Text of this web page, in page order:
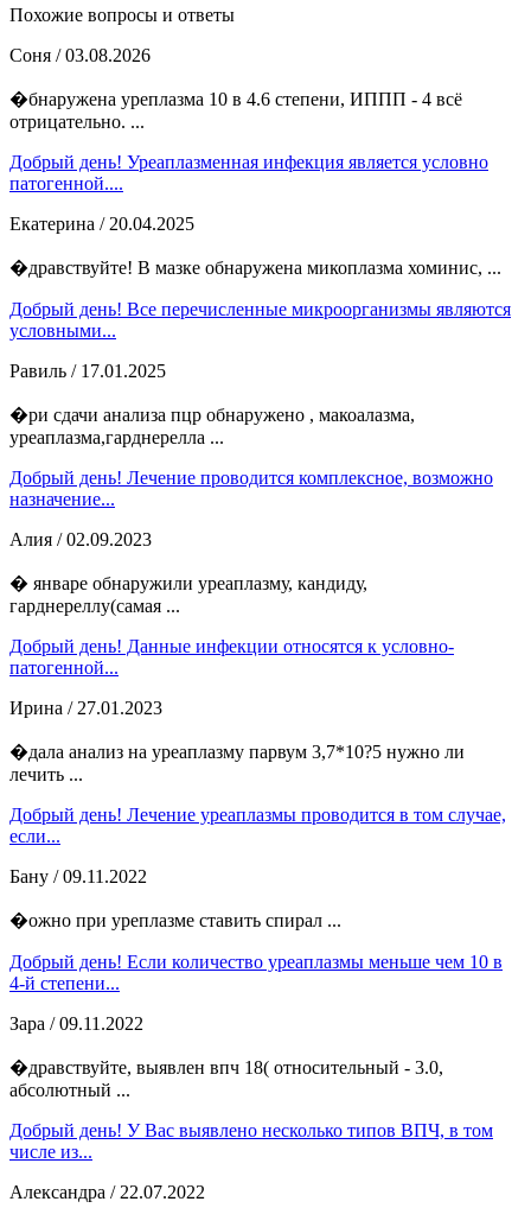
Похожие вопросы и ответы
Соня / 03.08.2026
�бнаружена уреплазма 10 в 4.6 степени, ИППП - 4 всё
отрицательно. ...
Добрый день! Уреаплазменная инфекция является условно
патогенной....
Екатерина / 20.04.2025
�дравствуйте! В мазке обнаружена микоплазма хоминис, ...
Добрый день! Все перечисленные микроорганизмы являются
условными...
Равиль / 17.01.2025
�ри сдачи анализа пцр обнаружено , макоалазма,
уреаплазма,гарднерелла ...
Добрый день! Лечение проводится комплексное, возможно
назначение...
Алия / 02.09.2023
� январе обнаружили уреаплазму, кандиду,
гарднереллу(самая ...
Добрый день! Данные инфекции относятся к условно-
патогенной...
Ирина / 27.01.2023
�дала анализ на уреаплазму парвум 3,7*10?5 нужно ли
лечить ...
Добрый день! Лечение уреаплазмы проводится в том случае,
если...
Бану / 09.11.2022
�ожно при уреплазме ставить спирал ...
Добрый день! Если количество уреаплазмы меньше чем 10 в
4-й степени...
Зара / 09.11.2022
�дравствуйте, выявлен впч 18( относительный - 3.0,
абсолютный ...
Добрый день! У Вас выявлено несколько типов ВПЧ, в том
числе из...
Александра / 22.07.2022